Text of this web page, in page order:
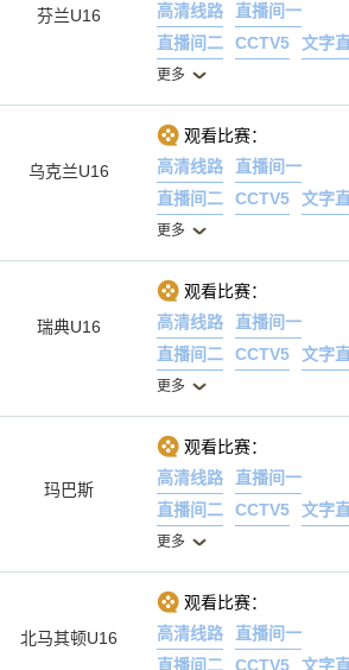
芬兰U16
高清线路
直播间一
直播间二
CCTV5 文字
更多
乌克兰U16
观看比赛：
高清线路
直播间一
直播间二
CCTV5 文字
更多
瑞典U16
观看比赛：
高清线路
直播间一
直播间二
CCTV5 文字
更多
玛巴斯
观看比赛：
高清线路
直播间一
直播间二
CCTV5 文字
更多
北马其顿U16
观看比赛：
高清线路
直播间一
直播间二
CCTV5 文字